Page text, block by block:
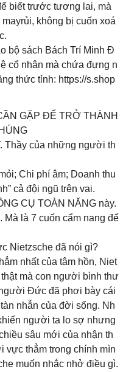
biết trước tương lai, mà
không bị cuốn xoá
bộ sách Bách Trí Minh Đ
cổ nhân mà chứa đựng n
thức tỉnh: https://s.shop
GẶP ĐỂ TRỞ THÀNH
Thầy của những người th
Chi phí âm; Doanh thu
cả đội ngũ trên vai.
CỤ TOÀN NĂNG này.
Mà là 7 cuốn cẩm nang để
Nietzsche đã nói gì?
nhất của tâm hồn, Niet
mà con người bình thư
Đức đã phơi bày cái
nhẫn của đời sống. Nh
người ta lo sợ nhưng
sâu mới của nhận th
vực thẳm trong chính mìn
muốn nhắc nhở điều gì.